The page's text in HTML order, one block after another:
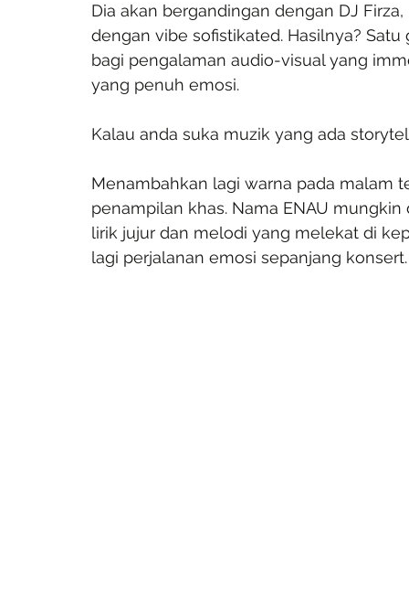
Dia akan bergandingan dengan DJ
dengan vibe sofistikated. Hasilnya?
bagi pengalaman audio-visual yang
yang penuh emosi.
Kalau anda suka muzik yang ada
Menambahkan lagi warna pada malam
penampilan khas. Nama ENAU
lirik jujur dan melodi yang melekat di
lagi perjalanan emosi sepanjang konsert.